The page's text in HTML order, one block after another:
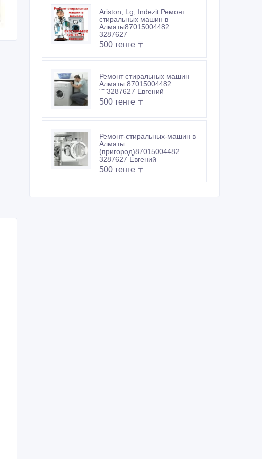
Ariston, Lg, Indezit Ремонт
стиральных машин в
Алматы87015004482
3287627
500 тенге 〒
Ремонт стиральных машин
Алматы 87015004482
"""3287627 Евгений
500 тенге 〒
Ремонт-стиральных-машин в
Алматы
(пригород)87015004482
3287627 Евгений
500 тенге 〒